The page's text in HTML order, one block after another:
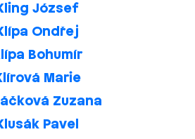
József
Ondřej
Bohumír
Marie
Zuzana
Pavel